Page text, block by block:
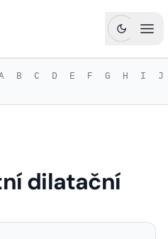
analytika
B C D E F G H I J
dilatační